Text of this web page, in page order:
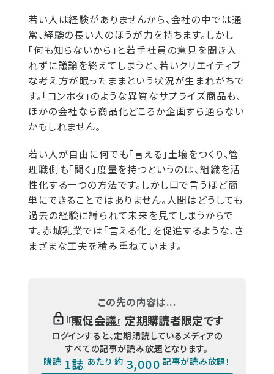
若い人は経験がありませんから、会社の中では通
常、経験の長い人のほうが力を持ちます。しかし
「何も知らないから」と若手社員の意見を聞き入
れずに議論を終えてしまうと、若いクリエイティブ
な考え方が眠ったままという状況が生まれがちで
す。「コンポタ」のような異質なサプライズ商品も、
ほかの会社なら商品化どころか企画すら通らない
かもしれません。
若い人が自由に何でも「言える」土壌をつくり、管
理職側も「聞く」度量を持つというのは、組織を活
性化する一つの方法です。しかし口で言うほど簡
単にできることではありません。人間はどうしても
過去の経験に縛られて未来を見てしまうからで
す。赤城乳業では「言える化」を促進するような、さ
まざまな工夫を積み重ねています。
この先の内容は...
『販促会議』 定期購読者限定です
ログインすると、定期購読しているメディアの
すべての記事が読み放題となります。
購読 1誌 あたり 約 3,000 記事が読み放題！